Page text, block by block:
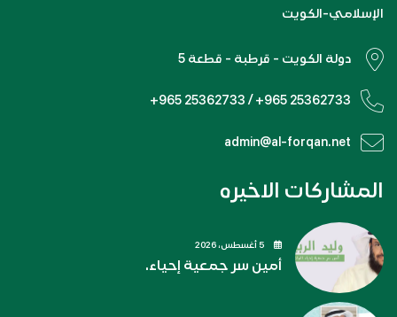
الإسلامي-الكويت
دولة الكويت - قرطبة - قطعة 5
+965 25362733 / +965 25362733
admin@al-forqan.net
المشاركات الاخيره
أمين سر جمعية إحياء.